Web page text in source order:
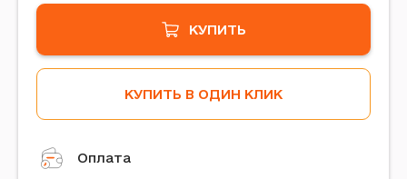
КУПИТЬ
КУПИТЬ В ОДИН КЛИК
Оплата